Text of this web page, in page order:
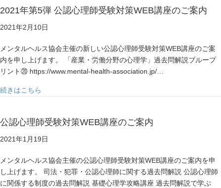
2021年第5弾 公認心理師受験対策WEB講座のご案内
2021年2月10日
メンタルヘルス協会主催の新しい公認心理師受験対策WEB講座のご案
内を申し上げます。 「産業・労働分野の心理学」過去問解説ブループ
リント⑳ https://www.mental-health-association.jp/…
続きはこちら
公認心理師受験対策WEB講座のご案内
2021年1月19日
メンタルヘルス協会主催の公認心理師受験対策WEB講座のご案内を申
し上げます。 司法・犯罪・公認心理師に関する過去問解説 公認心理師
に関係する制度の過去問解説 基礎心理学攻略講座 過去問解説で学ぶ